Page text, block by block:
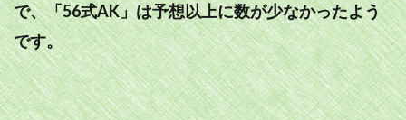
で、「56式AK」は予想以上に数が少なかったよう
です。